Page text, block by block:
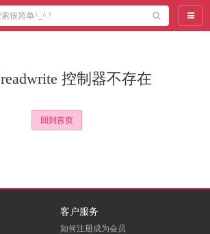
导航
readwrite 控制器不存在
回到首页
客户服务
如何注册成为会员